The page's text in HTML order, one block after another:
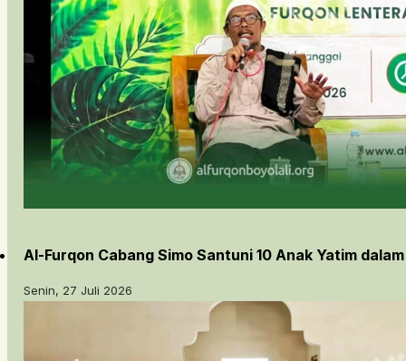
Al-Furqon Cabang Simo Santuni 10 Anak Yatim
Senin, 27 Juli 2026